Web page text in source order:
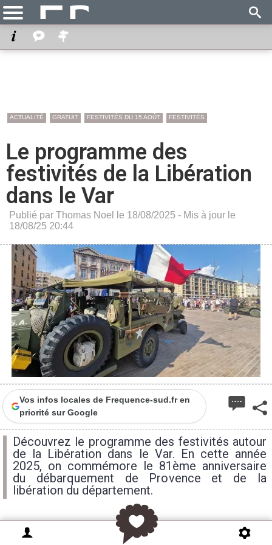
ACTUALITÉ GRATUIT FESTIVITÉS DU 15 AOÛT FESTIVITÉS
Le programme des
festivités de la Libération
dans le Var
Publié par Thomas Noel le 18/08/2025 - Mis à jour le
18/08/25 20:44
Vos infos locales de Frequence-sud.fr en
priorité sur Google
Découvrez le programme des festivités autour
de la Libération dans le Var. En cette année
2025, on commémore le 81ème anniversaire
du débarquement de Provence et de la
libération du département.
Comme chaque été, la Libération est célébrée dans